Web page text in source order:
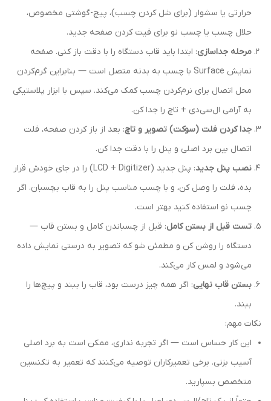
حرارتی یا سشوار (برای شل کردن چسب)، پیچ-گوشتی مخصوص،
حلال چسب یا چسب نو برای فیت کردن صفحه جدید.
مرحله جداسازی: ابتدا باید قاب دستگاه را با دقت باز کنی. صفحه
نمایش Surface با چسب به بدنه متصل است — بنابراین گرم‌کردن
محل اتصال برای نرم‌کردن چسب کمک می‌کند. سپس با ابزار پلاستیکی
به آرامی ال‌سی‌دی + تاچ را جدا کن.
جدا کردن فلت (سوکت) تصویر و تاچ: بعد از باز کردن صفحه، فلت
اتصال بین برد اصلی و پنل را با دقت جدا کن.
نصب پنل جدید
: پنل جدید (LCD + Digitizer) را در جای خودش قرار
بده، فلت را وصل کن، و با چسب مناسب پنل را به قاب بچسبان. اگر
چسب نو استفاده کنید بهتر است.
تست قبل از بستن کامل: قبل از چسباندن کامل و بستن قاب —
دستگاه را روشن کن و مطمئن شو که تصویر به درستی نمایش داده
می‌شود و لمس کار می‌کند.
بستن قاب نهایی: اگر همه چیز درست بود، قاب را ببند و پیچ‌ها را
ببند.
نکات مهم:
این کار حساس است — اگر تجربه نداری، ممکن است به برد اصلی
آسیب بزنی. برخی تعمیرکاران توصیه می‌کنند که تعمیر به تکنسین
متخصص بسپارید.